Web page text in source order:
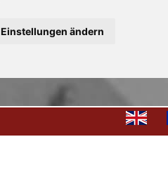
Einstellungen ändern